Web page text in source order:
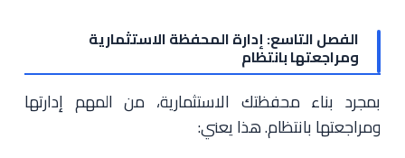
الفصل التاسع: إدارة المحفظة الاستثمارية
ومراجعتها بانتظام
بمجرد بناء محفظتك الاستثمارية، من المهم إدارتها
ومراجعتها بانتظام. هذا يعني: